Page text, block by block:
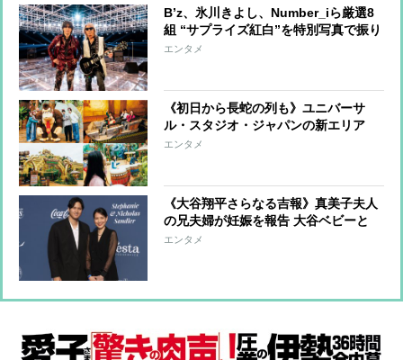
B’z、氷川きよし、Number_iら厳選8
組 “サプライズ紅白”を特別写真で振り
返る！
エンタメ
《初日から長蛇の列も》ユニバーサ
ル・スタジオ・ジャパンの新エリア
【ドンキーコング】をテーマにしたジ
エンタメ
《大谷翔平さらなる吉報》真美子夫人
の兄夫婦が妊娠を報告 大谷ベビーと
「同い年のいとこ」
エンタメ